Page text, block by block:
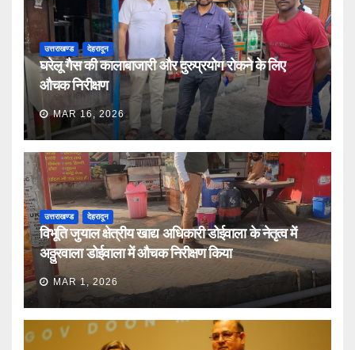
उत्तराखण्ड देहरादून
घरेलू गैस की कालाबाजारी और दुरुप्रयोग रोकने के लिए
औचक निरीक्षण
MAR 16, 2026
उत्तराखण्ड देहरादून
विभूति जुयाल क्षेत्रीय खाद्य अधिकारी डोईवाला के नेतृत्व में
अठ्ठुरवाला डोईवाला में औचक निरीक्षण किया
MAR 1, 2026